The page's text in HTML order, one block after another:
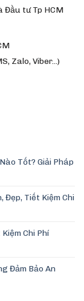
Đầu tư Tp HCM
Zalo, Viber…)
Tốt? Giải Pháp
Đẹp, Tiết Kiệm Chi
Chi Phí
Đảm Bảo An